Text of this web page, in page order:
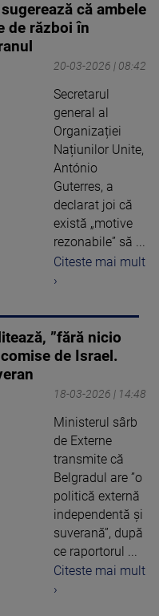
că ambele
de război în
20-03-2026 | 08:42
Secretarul
general al
Organizației
Națiunilor Unite,
António
Guterres, a
declarat joi că
există „motive
rezonabile” să ...
Citeste mai mult
›
”fără nicio
de Israel.
18-03-2026 | 14:48
Ministerul sârb
de Externe
transmite că
Belgradul are ”o
politică externă
independentă și
suverană”, după
ce raportorul ...
Citeste mai mult
›